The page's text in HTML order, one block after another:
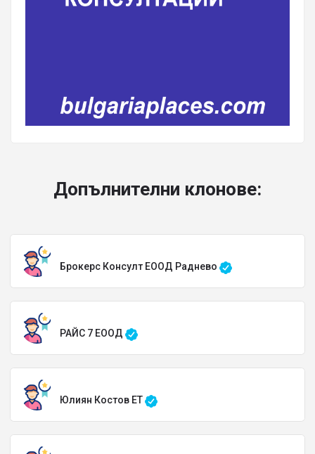
Допълнителни клонове:
Брокерс Консулт ЕООД Раднево
РАЙС 7 ЕООД
Юлиян Костов ЕТ